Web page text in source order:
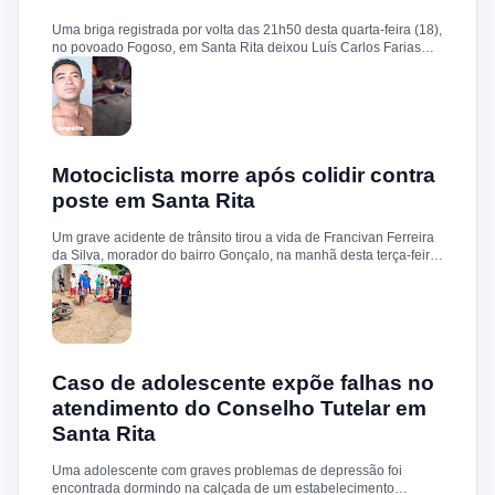
Uma briga registrada por volta das 21h50 desta quarta-feira (18),
no povoado Fogoso, em Santa Rita deixou Luís Carlos Farias
Alves gravemente ferido. Segundo informações, ele e o suspeito
Benedito Alves dos Santos estavam ingerindo bebida alcoólica
quando teve início uma discussão. Durante a confusão, Benedito
quebrou uma garrafa e desferiu vários golpes contra a vítima.
Luís Carlos foi socorrido e, devido à gravidade dos ferimentos,
localizado em sua residência, preso e encaminhado à Delegacia
de Rosário para os procedimentos legais.
Motociclista morre após colidir contra
poste em Santa Rita
Um grave acidente de trânsito tirou a vida de Francivan Ferreira
da Silva, morador do bairro Gonçalo, na manhã desta terça-feira
(02). De acordo com informações, Francivan seguia de
motocicleta com a esposa no sentido Areias–Santa Rita quando
perdeu o controle do veículo nas proximidades da ponte de
Carema, colidindo violentamente contra um poste. A vítima
sofreu traumatismo craniano e morreu ainda no local. A esposa,
Francivan foi encaminhado ao necrotério do Hospital Municipal
de Santa Rita para os procedimentos de praxe.
Caso de adolescente expõe falhas no
atendimento do Conselho Tutelar em
Santa Rita
Uma adolescente com graves problemas de depressão foi
encontrada dormindo na calçada de um estabelecimento